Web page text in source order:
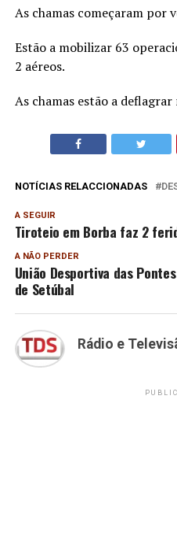
As chamas começaram por
Estão a mobilizar 63
2 aéreos.
As chamas estão a
NOTÍCIAS RELACCIONADAS
A SEGUIR
Tiroteio em Borba faz 2
A NÃO PERDER
União Desportiva das
de Setúbal
Rádio e